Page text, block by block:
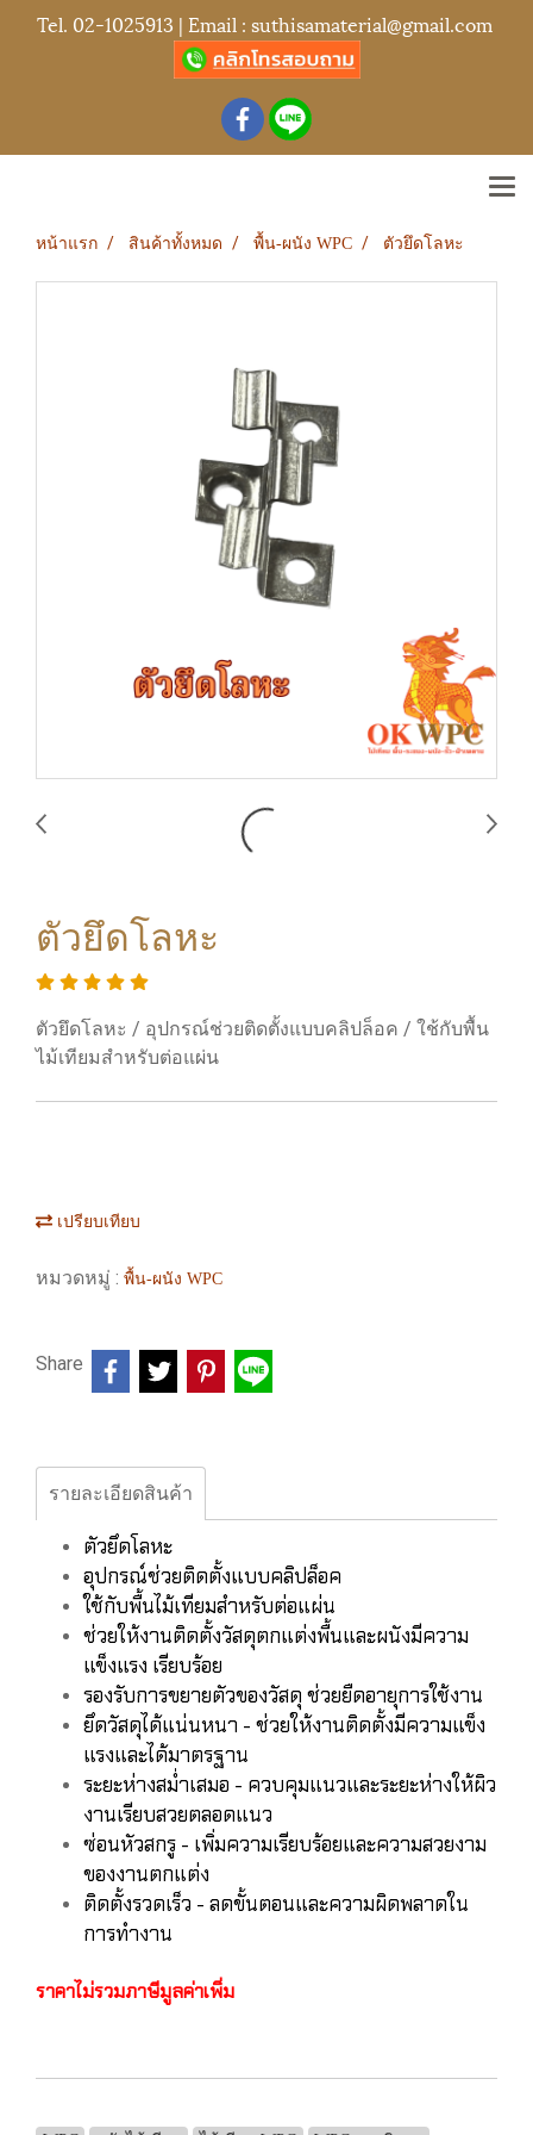
Tel. 02-1025913 | Email : suthisamaterial@gmail.com
หน้าแรก สินค้าทั้งหมด พื้น-ผนัง WPC ตัวยึดโลหะ
ตัวยึดโลหะ
ตัวยึดโลหะ / อุปกรณ์ช่วยติดตั้งแบบคลิปล็อค / ใช้กับพื้น
ไม้เทียมสำหรับต่อแผ่น
เปรียบเทียบ
หมวดหมู่ : พื้น-ผนัง WPC
Share
รายละเอียดสินค้า
ตัวยึดโลหะ
อุปกรณ์ช่วยติดตั้งแบบคลิปล็อค
ใช้กับพื้นไม้เทียมสำหรับต่อแผ่น
ช่วยให้งานติดตั้งวัสดุตกแต่งพื้นและผนังมีความ
แข็งแรง เรียบร้อย
รองรับการขยายตัวของวัสดุ ช่วยยืดอายุการใช้งาน
ยึดวัสดุได้แน่นหนา - ช่วยให้งานติดตั้งมีความแข็ง
แรงและได้มาตรฐาน
ระยะห่างสม่ำเสมอ - ควบคุมแนวและระยะห่างให้ผิว
งานเรียบสวยตลอดแนว
ซ่อนหัวสกรู - เพิ่มความเรียบร้อยและความสวยงาม
ของงานตกแต่ง
ติดตั้งรวดเร็ว - ลดขั้นตอนและความผิดพลาดใน
การทำงาน
ราคาไม่รวมภาษีมูลค่าเพิ่ม